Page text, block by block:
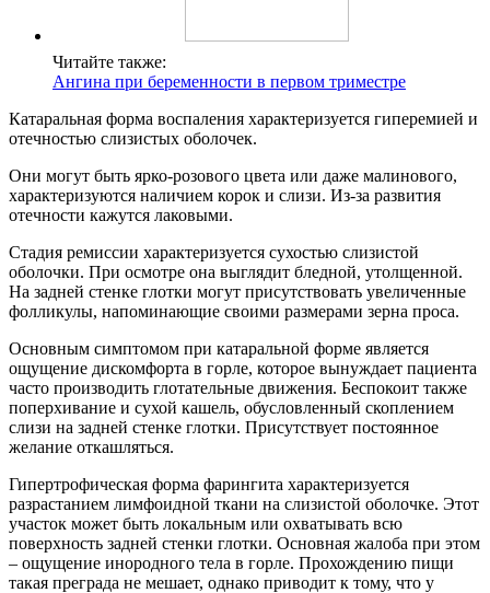
Читайте также:
Ангина при беременности в первом триместре
Катаральная форма воспаления характеризуется гиперемией и
отечностью слизистых оболочек.
Они могут быть ярко-розового цвета или даже малинового,
характеризуются наличием корок и слизи. Из-за развития
отечности кажутся лаковыми.
Стадия ремиссии характеризуется сухостью слизистой
оболочки. При осмотре она выглядит бледной, утолщенной.
На задней стенке глотки могут присутствовать увеличенные
фолликулы, напоминающие своими размерами зерна проса.
Основным симптомом при катаральной форме является
ощущение дискомфорта в горле, которое вынуждает пациента
часто производить глотательные движения. Беспокоит также
поперхивание и сухой кашель, обусловленный скоплением
слизи на задней стенке глотки. Присутствует постоянное
желание откашляться.
Гипертрофическая форма фарингита характеризуется
разрастанием лимфоидной ткани на слизистой оболочке. Этот
участок может быть локальным или охватывать всю
поверхность задней стенки глотки. Основная жалоба при этом
– ощущение инородного тела в горле. Прохождению пищи
такая преграда не мешает, однако приводит к тому, что у